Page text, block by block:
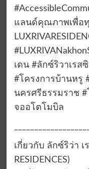
แลนด์คุณภาพเพื่อ
เดน #ลักซ์ริวาเรส
#โครงการบ้านหรู
นครศรีธรรมราช #
จออโตโมบิล
เกี่ยวกับ ลักซ์ริว่า เ
RESIDENCES)